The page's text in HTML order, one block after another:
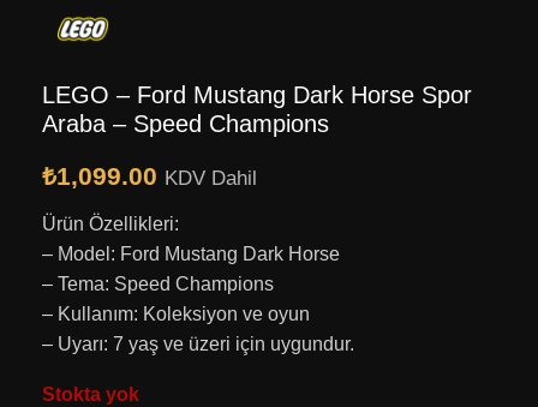
LEGO – Ford Mustang Dark Horse Spor
Araba – Speed Champions
₺1,099.00 KDV Dahil
Ürün Özellikleri:
– Model: Ford Mustang Dark Horse
– Tema: Speed Champions
– Kullanım: Koleksiyon ve oyun
– Uyarı: 7 yaş ve üzeri için uygundur.
Stokta yok